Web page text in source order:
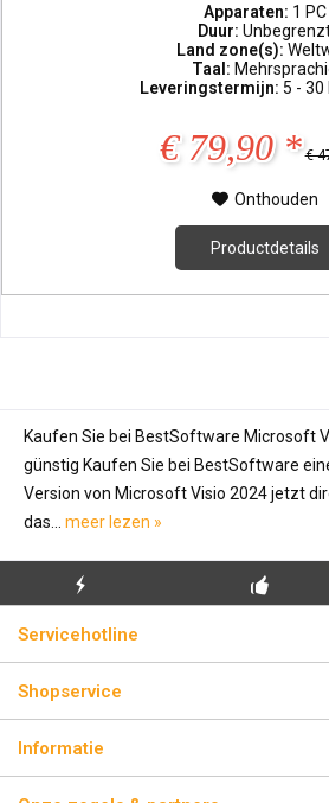
Apparaten: 1 PC
Duur:
Land zone(s):
Taal:
Leveringstermijn: 5 -
€ 79,90 * €
Onthouden
Productdetails
Kaufen Sie bei BestSoftware Microsoft
günstig Kaufen Sie bei BestSoftware
Version von Microsoft Visio 2024 jetzt
das... meer lezen »
BLIKSEMVERZENDING
Servicehotline
Shopservice
Informatie